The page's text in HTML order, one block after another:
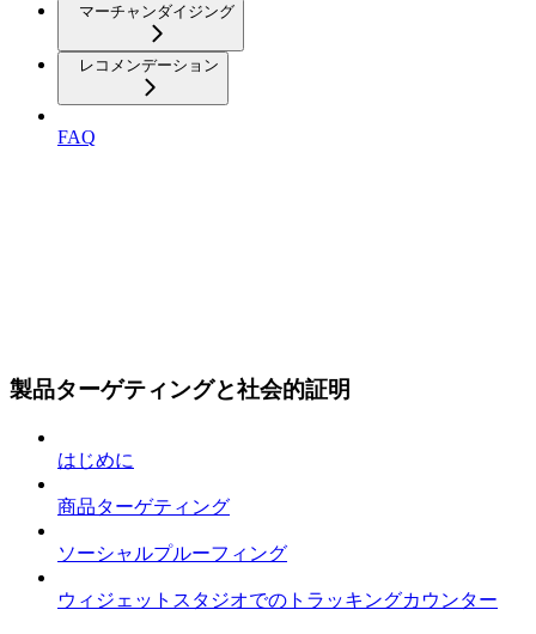
マーチャンダイジング
レコメンデーション
FAQ
製品ターゲティングと社会的証明
はじめに
商品ターゲティング
ソーシャルプルーフィング
ウィジェットスタジオでのトラッキングカウンター